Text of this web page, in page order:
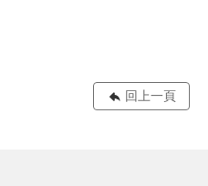
回上一頁